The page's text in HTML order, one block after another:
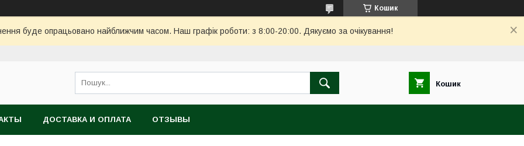
Кошик
буде опрацьовано найближчим часом. Наш графік роботи: з 8:00-20:00. Дякуємо за очікування!
Кошик
ДОСТАВКА И ОПЛАТА ОТЗЫВЫ